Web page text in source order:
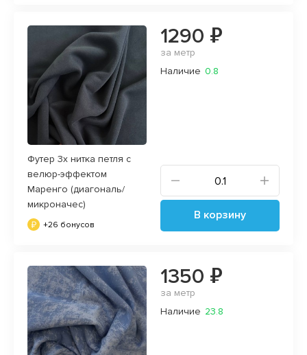
Футер 3х нитка петля с
велюр-эффектом
Маренго (диагональ/
микроначес)
+26 бонусов
1290 ₽
за метр
Наличие 0.8
В корзину
1350 ₽
за метр
Наличие 23.8